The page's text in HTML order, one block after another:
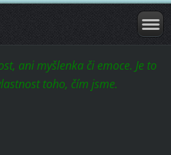
ani myšlenka či emoce. Je to
toho, čím jsme.